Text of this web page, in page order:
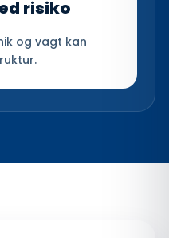
risiko
og vagt kan